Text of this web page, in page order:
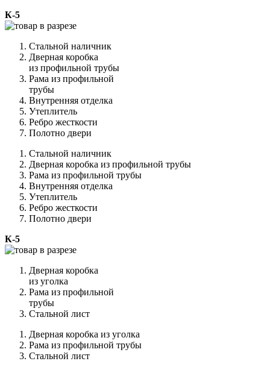
К-5
Стальной наличник
Дверная коробка
из профильной трубы
Рама из профильной
трубы
Внутренняя отделка
Утеплитель
Ребро жесткости
Полотно двери
Стальной наличник
Дверная коробка из профильной трубы
Рама из профильной трубы
Внутренняя отделка
Утеплитель
Ребро жесткости
Полотно двери
К-5
Дверная коробка
из уголка
Рама из профильной
трубы
Стальной лист
Дверная коробка из уголка
Рама из профильной трубы
Стальной лист